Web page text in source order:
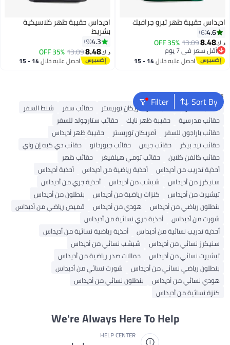
اديداس حقيبة ظهر تيرو جرافيك
4.6
6
د.ك‏8.48
13.09
35% OFF
أقل سعر في 7 يوم
أقل سعر في 7 يوماحصل عليه خلال 14 - 15
اديداس حقيبة ظهر كلاسيكية
بشريط
4.3
9
د.ك‏8.48
13.09
35% OFF
احصل عليه خلال 14 - 15
Sort By
FilterPopular Searches
حقائب السفر حقائب سفر أمريكان توريستر حقائب سفر
شنط السفر
حقائب مدرسية
حقيبة ظهر نايك
حقائب ستارجولد للسفر
حقائب باراجون للسفر
أمريكان توريستر
حقيبة ظهر أديداس
حقائب تيد بيكر
حقائب جيس حقائب جيوردانو
حقائب دي كيه إن واي
حقائب كالفن كلاين
حقائب تومي هيلفيغر
حقائب ظهر
أحذية تدريب من أديداس
أحذية رياضية من أديداس
أحذية أديداس
سنيكرز من أديداس
شبشب من أديداس
أحذية جري من أديداس
تيشيرت من أديداس
كنزات رياضية من أديداس
بنطلون من أديداس
بنطلون رياضي من أديداس
هودي من أديداس
قميص رياضي من أديداس
شورت من أديداس
أحذية جري نسائية من أديداس
أحذية تدريب نسائية من أديداس
أحذية رياضية نسائية من أديداس
سنيكرز نسائي من أديداس
شبشب نسائي من أديداس
تيشيرت نسائي من أديداس
حمالات صدر رياضية من أديداس
بنطلون رياضي نسائي من أديداس
شورت نسائي من أديداس
هودي نسائي من أديداس
بنطلون نسائي من أديداس
كنزة نسائية من أديداس
We're Always Here To Help
HELP CENTER